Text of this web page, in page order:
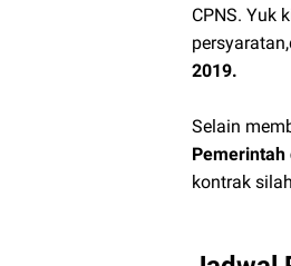
CPNS. Yuk
2019.
Selain
Pemerintah
kontrak